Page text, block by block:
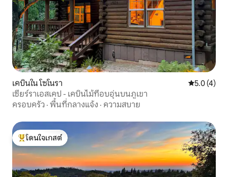
เคบินใน โซโนรา คะแนนเฉลี่
5.0 (4)
เซียร์ราเอสเคป - เคบินไม้ที่อบอุ่นบนภูเขา
ครอบครัว · พื้นที่กลางแจ้ง · ความสบาย
โดนใจเกสต์ที่สุด
โดนใจเกสต์